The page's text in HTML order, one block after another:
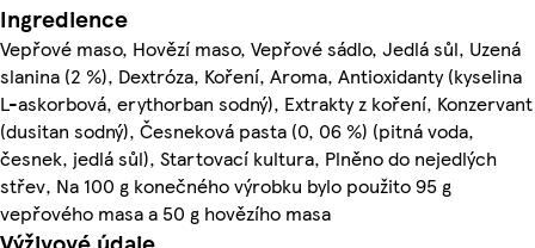
Ingredience
Vepřové maso, Hovězí maso, Vepřové sádlo, Jedlá sůl, Uzená
slanina (2 %), Dextróza, Koření, Aroma, Antioxidanty (kyselina
L-askorbová, erythorban sodný), Extrakty z koření, Konzervant
(dusitan sodný), Česneková pasta (0, 06 %) (pitná voda,
česnek, jedlá sůl), Startovací kultura, Plněno do nejedlých
střev, Na 100 g konečného výrobku bylo použito 95 g
vepřového masa a 50 g hovězího masa